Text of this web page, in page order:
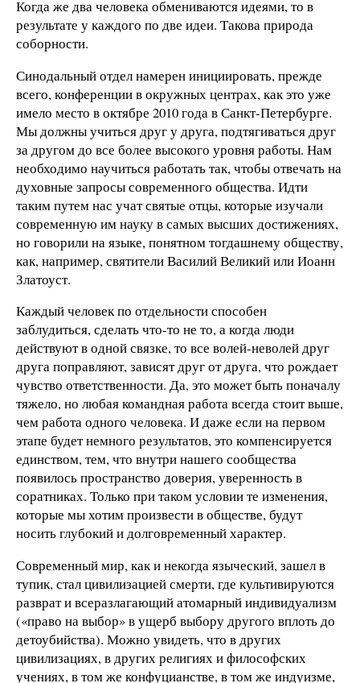
Когда же два человека обмениваются идеями, то в
результате у каждого по две идеи. Такова природа
соборности.
Синодальный отдел намерен инициировать, прежде
всего, конференции в окружных центрах, как это уже
имело место в октябре 2010 года в Санкт-Петербурге.
Мы должны учиться друг у друга, подтягиваться друг
за другом до все более высокого уровня работы. Нам
необходимо научиться работать так, чтобы отвечать на
духовные запросы современного общества. Идти
таким путем нас учат святые отцы, которые изучали
современную им науку в самых высших достижениях,
но говорили на языке, понятном тогдашнему обществу,
как, например, святители Василий Великий или Иоанн
Златоуст.
Каждый человек по отдельности способен
заблудиться, сделать что-то не то, а когда люди
действуют в одной связке, то все волей-неволей друг
друга поправляют, зависят друг от друга, что рождает
чувство ответственности. Да, это может быть поначалу
тяжело, но любая командная работа всегда стоит выше,
чем работа одного человека. И даже если на первом
этапе будет немного результатов, это компенсируется
единством, тем, что внутри нашего сообщества
появилось пространство доверия, уверенность в
соратниках. Только при таком условии те изменения,
которые мы хотим произвести в обществе, будут
носить глубокий и долговременный характер.
Современный мир, как и некогда языческий, зашел в
тупик, стал цивилизацией смерти, где культивируются
разврат и всеразлагающий атомарный индивидуализм
(«право на выбор» в ущерб выбору другого вплоть до
детоубийства). Можно увидеть, что в других
цивилизациях, в других религиях и философских
учениях, в том же конфуцианстве, в том же индуизме,